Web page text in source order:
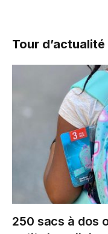
Tour d’actualité
250 sacs à dos